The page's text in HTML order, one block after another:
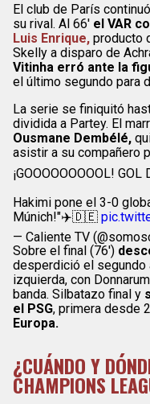
El club de París
su rival. Al 66′ el VAR
Luis Enrique, producto
Skelly a disparo de
Vitinha erró ante la
el último segundo para
La serie se finiquitó
dividida a Partey. El
Ousmane Dembélé,
asistir a su compañero
¡GOOOOOOOOOL!
Hakimi pone el 3-0
Múnich!"✈️🇩🇪
— Caliente TV
Sobre el final (76′)
desperdició el segundo
izquierda, con
banda. Silbatazo final y
el PSG, primera desde
Europa.
¿CUÁNDO Y
CHAMPIONS